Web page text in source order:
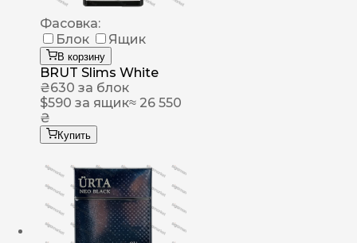
Фасовка:
Блок
Ящик
В корзину
BRUT Slims White
₴630 за блок
$590 за ящик≈ 26 550
₴
Купить